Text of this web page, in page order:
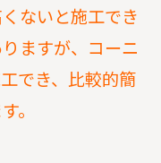
ないと施工でき
ますが、コーニ
でき、比較的簡
。